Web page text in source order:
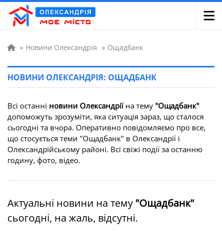
» Новини Олександрія » Ощадбанк
НОВИНИ ОЛЕКСАНДРІЯ: ОЩАДБАНК
Всі останні новини Олександріїна тему "Ощадбанк"
допоможуть зрозуміти, яка ситуація зараз, що сталося
сьогодні та вчора. Оперативно повідомляємо про все,
що стосується теми "Ощадбанк" в Олександрії і
Олександрійському районі. Всі свіжі події за останню
годину, фото, відео.
Актуальні новини на тему "Ощадбанк"
сьогодні, на жаль, відсутні.